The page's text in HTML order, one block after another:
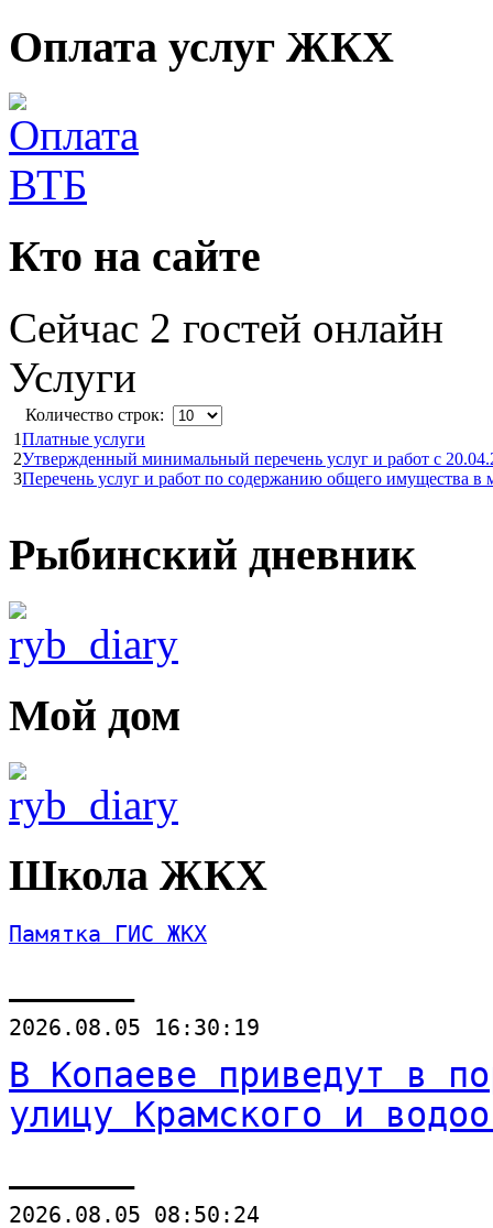
Оплата услуг ЖКХ
Кто на сайте
Сейчас 2 гостей онлайн
Услуги
Количество строк:
1Платные услуги
2Утвержденный минимальный перечень услуг и работ с
3Перечень услуг и работ по содержанию общего имущества в
Рыбинский дневник
Мой дом
Школа ЖКХ
Памятка ГИС ЖКХ
2026.08.05 16:30:19
В Копаеве приведут в
улицу Крамского и
2026.08.05 08:50:24